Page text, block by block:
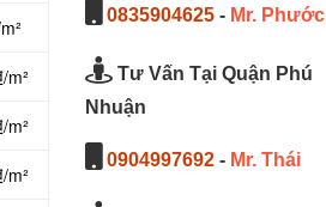
m²
m²
m²
0835904625 - Mr. Phước
Tư Vấn Tại Quận Phú
Nhuận
0904997692 - Mr. Thái